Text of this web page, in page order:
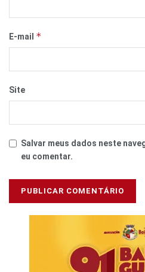
E-mail *
Site
Salvar meus dados neste
eu comentar.